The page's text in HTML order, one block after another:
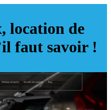
location de
faut savoir !